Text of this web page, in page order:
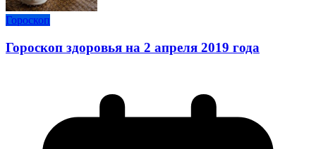
Гороскоп
Гороскоп здоровья на 2 апреля 2019 года